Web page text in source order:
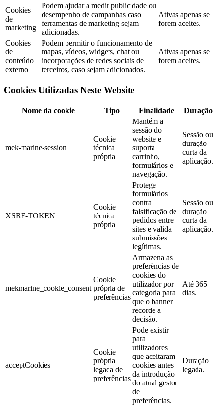
Cookies
de
marketing
Podem ajudar a medir publicidade ou
desempenho de campanhas caso
ferramentas de marketing sejam
adicionadas.
Ativas apenas se
forem aceites.
Cookies
de
conteúdo
externo
Podem permitir o funcionamento de
mapas, vídeos, widgets, chat ou
incorporações de redes sociais de
terceiros, caso sejam adicionados.
Ativas apenas se
forem aceites.
Cookies Utilizadas Neste Website
Nome da cookie Tipo Finalidade Duração
mek-marine-session
Cookie
técnica
própria
Mantém a
sessão do
website e
suporta
carrinho,
formulários e
navegação.
Sessão ou
duração
curta da
aplicação.
XSRF-TOKEN
Cookie
técnica
própria
Protege
formulários
contra
falsificação de
pedidos entre
sites e valida
submissões
legítimas.
Sessão ou
duração
curta da
aplicação.
mekmarine_cookie_consent
Cookie
própria de
preferências
Armazena as
preferências de
cookies do
utilizador por
categoria para
que o banner
recorde a
decisão.
Até 365
dias.
acceptCookies
Cookie
própria
legada de
preferências
Pode existir
para
utilizadores
que aceitaram
cookies antes
da introdução
do atual gestor
de
preferências.
Duração
legada.